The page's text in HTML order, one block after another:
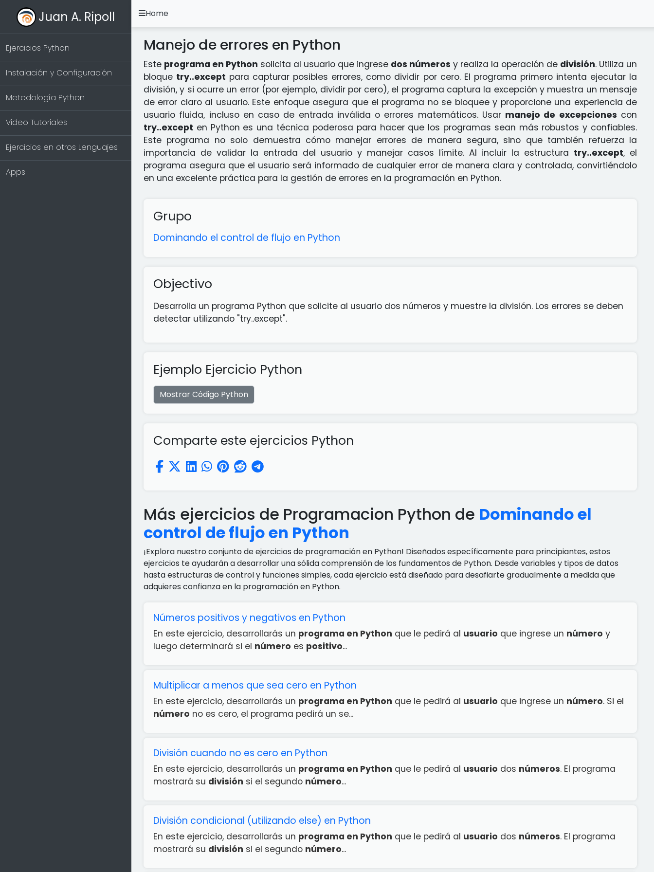
Juan A. Ripoll
Ejercicios Python
Instalación y Configuración
Metodología Python
Video Tutoriales
Ejercicios en otros Lenguajes
Apps
Home
Manejo de errores en Python
Este programa en Python solicita al usuario que ingrese dos números y realiza la operación de división. Utiliza un
bloque try..except para capturar posibles errores, como dividir por cero. El programa primero intenta ejecutar la
división, y si ocurre un error (por ejemplo, dividir por cero), el programa captura la excepción y muestra un mensaje
de error claro al usuario. Este enfoque asegura que el programa no se bloquee y proporcione una experiencia de
usuario fluida, incluso en caso de entrada inválida o errores matemáticos. Usar manejo de excepciones con
try..except en Python es una técnica poderosa para hacer que los programas sean más robustos y confiables.
Este programa no solo demuestra cómo manejar errores de manera segura, sino que también refuerza la
importancia de validar la entrada del usuario y manejar casos límite. Al incluir la estructura try..except, el
programa asegura que el usuario será informado de cualquier error de manera clara y controlada, convirtiéndolo
en una excelente práctica para la gestión de errores en la programación en Python.
Grupo
Dominando el control de flujo en Python
Objectivo
Desarrolla un programa Python que solicite al usuario dos números y muestre la división. Los errores se deben
detectar utilizando "try..except".
Ejemplo Ejercicio Python
Mostrar Código Python
Comparte este ejercicios Python
Más ejercicios de Programacion Python de Dominando el
control de flujo en Python
¡Explora nuestro conjunto de ejercicios de programación en Python! Diseñados específicamente para principiantes, estos
ejercicios te ayudarán a desarrollar una sólida comprensión de los fundamentos de Python. Desde variables y tipos de datos
hasta estructuras de control y funciones simples, cada ejercicio está diseñado para desafiarte gradualmente a medida que
adquieres confianza en la programación en Python.
Números positivos y negativos en Python
En este ejercicio, desarrollarás un programa en Python que le pedirá al usuario que ingrese un número y
luego determinará si el número es positivo...
Multiplicar a menos que sea cero en Python
En este ejercicio, desarrollarás un programa en Python que le pedirá al usuario que ingrese un número. Si el
número no es cero, el programa pedirá un se...
División cuando no es cero en Python
En este ejercicio, desarrollarás un programa en Python que le pedirá al usuario dos números. El programa
mostrará su división si el segundo número...
División condicional (utilizando else) en Python
En este ejercicio, desarrollarás un programa en Python que le pedirá al usuario dos números. El programa
mostrará su división si el segundo número...